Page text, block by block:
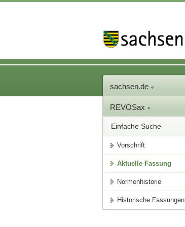
sachsen.de
REVOSax
Einfache Suche
Vorschrift
Aktuelle Fassung
Normenhistorie
Historische Fassungen